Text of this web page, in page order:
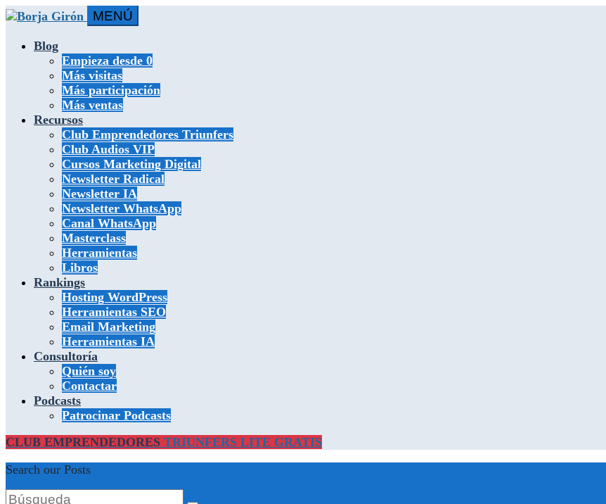
MENÚ
Blog
Empieza desde 0
Más visitas
Más participación
Más ventas
Recursos
Club Emprendedores Triunfers
Club Audios VIP
Cursos Marketing Digital
Newsletter Radical
Newsletter IA
Newsletter WhatsApp
Canal WhatsApp
Masterclass
Herramientas
Libros
Rankings
Hosting WordPress
Herramientas SEO
Email Marketing
Herramientas IA
Consultoría
Quién soy
Contactar
Podcasts
Patrocinar Podcasts
CLUB EMPRENDEDORES TRIUNFERS LITE GRATIS
Search our Posts
Buscar: